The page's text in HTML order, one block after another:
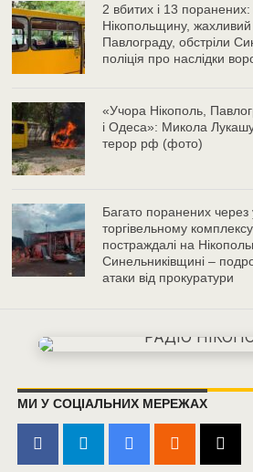
2 вбитих і 13
Нікопольщину,
Павлограду, обстріли
поліція про наслідки
«Учора Нікополь,
і Одеса»: Микола
терор рф (фото)
Багато поранених
торгівельному
постраждалі на
Синельниківщині –
атаки від прокуратури
МИ У СОЦІАЛЬНИХ МЕРЕЖАХ